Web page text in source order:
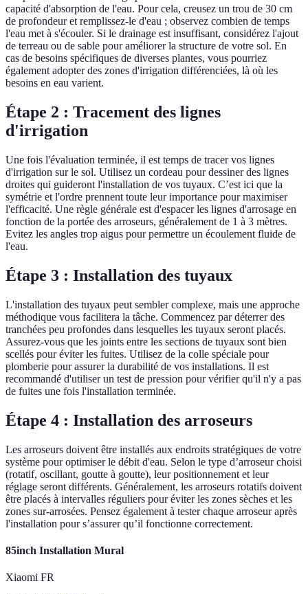
capacité d'absorption de l'eau. Pour cela, creusez un trou de 30 cm
de profondeur et remplissez-le d'eau ; observez combien de temps
l'eau met à s'écouler. Si le drainage est insuffisant, considérez l'ajout
de terreau ou de sable pour améliorer la structure de votre sol. En
cas de besoins spécifiques de diverses plantes, vous pourriez
également adopter des zones d'irrigation différenciées, là où les
besoins en eau varient.
Étape 2 : Tracement des lignes
d'irrigation
Une fois l'évaluation terminée, il est temps de tracer vos lignes
d'irrigation sur le sol. Utilisez un cordeau pour dessiner des lignes
droites qui guideront l'installation de vos tuyaux. C’est ici que la
symétrie et l'ordre prennent toute leur importance pour maximiser
l'efficacité. Une règle générale est d'espacer les lignes d'arrosage en
fonction de la portée des arroseurs, généralement de 1 à 3 mètres.
Evitez les angles trop aigus pour permettre un écoulement fluide de
l'eau.
Étape 3 : Installation des tuyaux
L'installation des tuyaux peut sembler complexe, mais une approche
méthodique vous facilitera la tâche. Commencez par déterrer des
tranchées peu profondes dans lesquelles les tuyaux seront placés.
Assurez-vous que les joints entre les sections de tuyaux sont bien
scellés pour éviter les fuites. Utilisez de la colle spéciale pour
plomberie pour assurer la durabilité de vos installations. Il est
recommandé d'utiliser un test de pression pour vérifier qu'il n'y a pas
de fuites une fois l'installation terminée.
Étape 4 : Installation des arroseurs
Les arroseurs doivent être installés aux endroits stratégiques de votre
système pour optimiser le débit d'eau. Selon le type d’arroseur choisi
(rotatif, oscillant, goutte à goutte), leur positionnement et leur
réglage seront différents. Généralement, les arroseurs rotatifs doivent
être placés à intervalles réguliers pour éviter les zones sèches et les
zones sur-arrosées. Pensez également à tester chaque arroseur après
l'installation pour s’assurer qu’il fonctionne correctement.
85inch Installation Mural
Xiaomi FR